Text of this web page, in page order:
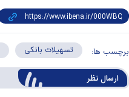
برچسب ها: تسهیلات بانکی
ارسال‌ نظر